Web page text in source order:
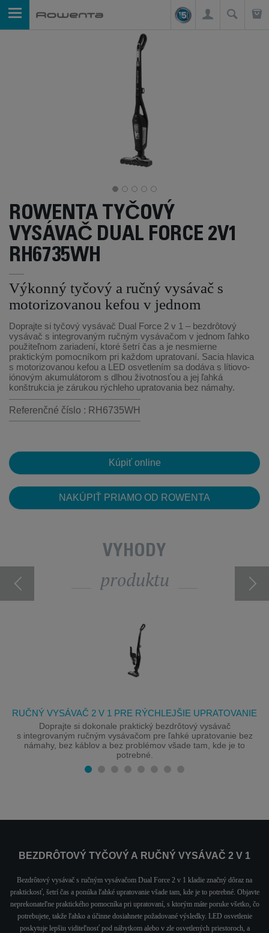
ROWENTA TYČOVÝ
VYSÁVAČ DUAL FORCE 2V1
RH6735WH
Výkonný tyčový a ručný vysávač s
motorizovanou kefou v jednom
Doprajte si tyčový vysávač Dual Force 2 v 1 – bezdrôtový
vysávač s integrovaným ručným vysávačom v jednom ľahko
použiteľnom zariadení, ktoré šetrí čas a je nesmierne
praktickým pomocníkom pri každom upratovaní. Sacia hlavica
s motorizovanou kefou a LED osvetlením sa dodáva s lítiovo-
iónovým akumulátorom s dlhou životnosťou a jej ľahká
konštrukcia je zárukou rýchleho upratovania bez námahy.
Referenčné číslo : RH6735WH
Kúpiť online
NAKÚPIŤ PRIAMO OD ROWENTA
VÝHODY
produktu
RUČNÝ VYSÁVAČ 2 V 1 PRE RÝCHLEJŠIE UPRATOVANIE
Doprajte si dokonale praktický bezdrôtový vysávač
s integrovaným ručným vysávačom pre ľahké upratovanie bez
námahy, bez káblov a bez problémov všade tam, kde je to
potrebné.
BEZDRÔTOVÝ TYČOVÝ A RUČNÝ VYSÁVAČ 2 V 1
Bezdrôtový vysávač s ručným vysávačom Dual Force 2 v 1 kladie značný dôraz na
praktickosť, šetrí čas a ponúka ľahké upratovanie všade tam, kde je to potrebné. Objavte
neprekonateľne praktického pomocníka pri upratovaní, s ktorým máte poruke všetko, čo
potrebujete, takže ľahko a účinne dosiahnete požadované výsledky. LED osvetlenie
poskytuje lepšiu viditeľnosť pod nábytkom alebo v zle osvetlených priestoroch, a